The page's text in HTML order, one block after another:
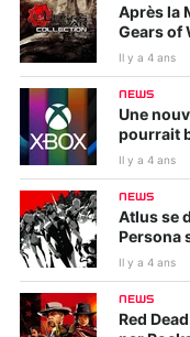
Après la
Gears of
Il y a 4 ans
NEWS
Une
pourrait
Il y a 4 ans
NEWS
Atlus se
Persona
Il y a 4 ans
NEWS
Red